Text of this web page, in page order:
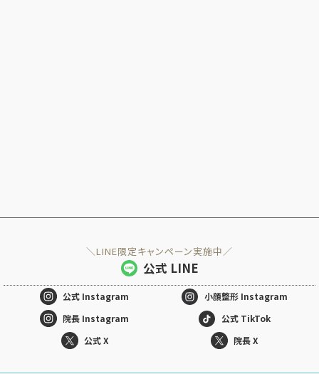
＼LINE限定キャンペーン実施中／
公式 LINE
公式 Instagram 小顔整形 Instagram
院長 Instagram
公式 TikTok
公式 X
院長 X